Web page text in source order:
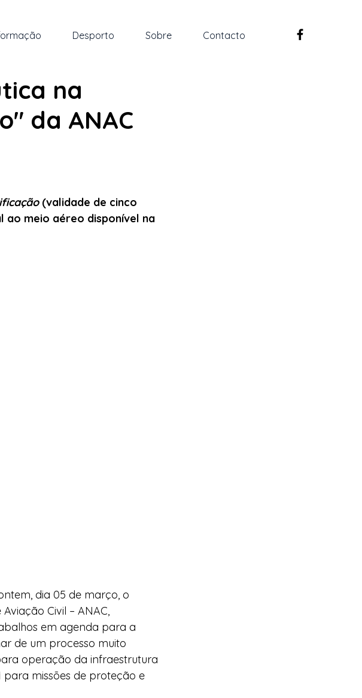
Desporto Sobre Contacto
na
da ANAC
(validade de cinco
meio aéreo disponível na
dia 05 de março, o
Civil – ANAC,
em agenda para a
de um processo muito
operação da infraestrutura
para missões de proteção e